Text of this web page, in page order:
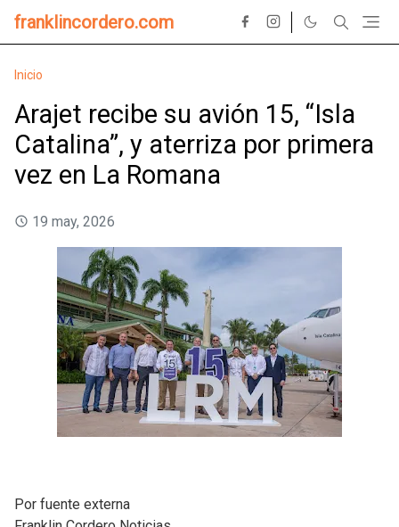
franklincordero.com
Inicio
Arajet recibe su avión 15, “Isla
Catalina”, y aterriza por primera
vez en La Romana
19 may, 2026
Por fuente externa